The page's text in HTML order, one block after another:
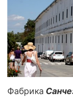
Фабрика